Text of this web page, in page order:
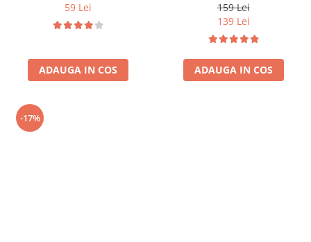
Orchard Games
Carti de joc
Jocuri de masa
Jocuri de societate in limba
romana
Vezi toate jocurile de societate
59 Lei
ADAUGA IN COS
159 Lei
139 Lei
ADAUGA IN COS
-17%